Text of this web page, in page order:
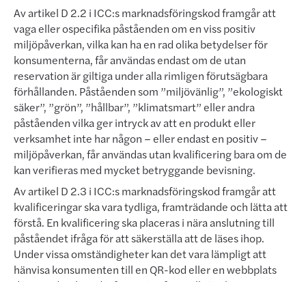
Av artikel D 2.2 i ICC:s marknadsföringskod framgår att
vaga eller ospecifika påståenden om en viss positiv
miljöpåverkan, vilka kan ha en rad olika betydelser för
konsumenterna, får användas endast om de utan
reservation är giltiga under alla rimligen förutsägbara
förhållanden. Påståenden som ”miljövänlig”, ”ekologiskt
säker”, ”grön”, ”hållbar”, ”klimatsmart” eller andra
påståenden vilka ger intryck av att en produkt eller
verksamhet inte har någon – eller endast en positiv –
miljöpåverkan, får användas utan kvalificering bara om de
kan verifieras med mycket betryggande bevisning.
Av artikel D 2.3 i ICC:s marknadsföringskod framgår att
kvalificeringar ska vara tydliga, framträdande och lätta att
förstå. En kvalificering ska placeras i nära anslutning till
påståendet ifråga för att säkerställa att de läses ihop.
Under vissa omständigheter kan det vara lämpligt att
hänvisa konsumenten till en QR-kod eller en webbplats